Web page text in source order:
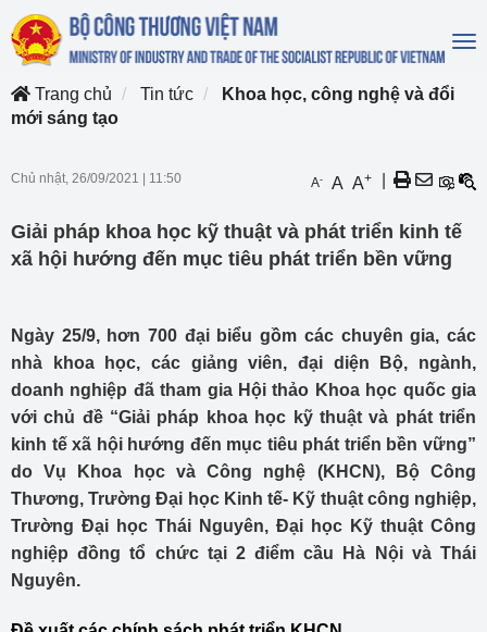
Trang chủ
Tin tức
Khoa học, công nghệ và đổi
mới sáng tạo
Chủ nhật, 26/09/2021 11:50 A- A A+
Giải pháp khoa học kỹ thuật và phát triển kinh tế
xã hội hướng đến mục tiêu phát triển bền vững
Ngày 25/9, hơn 700 đại biểu gồm các chuyên gia, các
nhà khoa học, các giảng viên, đại diện Bộ, ngành,
doanh nghiệp đã tham gia Hội thảo Khoa học quốc gia
với chủ đề “Giải pháp khoa học kỹ thuật và phát triển
kinh tế xã hội hướng đến mục tiêu phát triển bền vững”
do Vụ Khoa học và Công nghệ (KHCN), Bộ Công
Thương, Trường Đại học Kinh tế- Kỹ thuật công nghiệp,
Trường Đại học Thái Nguyên, Đại học Kỹ thuật Công
nghiệp đồng tổ chức tại 2 điểm cầu Hà Nội và Thái
Nguyên.